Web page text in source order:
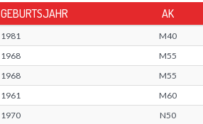
GEBURTSJAHR AK
1981 M40
1968 M55
1968 M55
1961 M60
1970 N50